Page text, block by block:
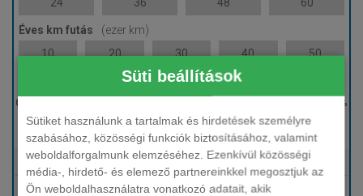
Süti beállítások
Sütiket használunk a tartalmak és hirdetések személyre
szabásához, közösségi funkciók biztosításához, valamint
weboldalforgalmunk elemzéséhez. Ezenkívül közösségi
média-, hirdető- és elemező partnereinkkel megosztjuk az
Ön weboldalhasználatra vonatkozó adatait, akik
Éves km futás
(ezer km)
10
20 30 40 50
0 %
Fix HUF finanszírozás Tartalmazza
Karbantartás, szerviz